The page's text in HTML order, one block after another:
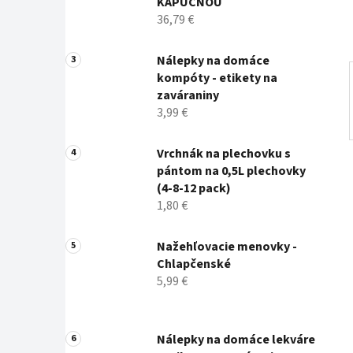
36,79 €
Nálepky na domáce
kompóty - etikety na
zaváraniny
3,99 €
Vrchnák na plechovku s
pántom na 0,5L plechovky
(4-8-12 pack)
1,80 €
Nažehľovacie menovky -
Chlapčenské
5,99 €
Nálepky na domáce lekváre